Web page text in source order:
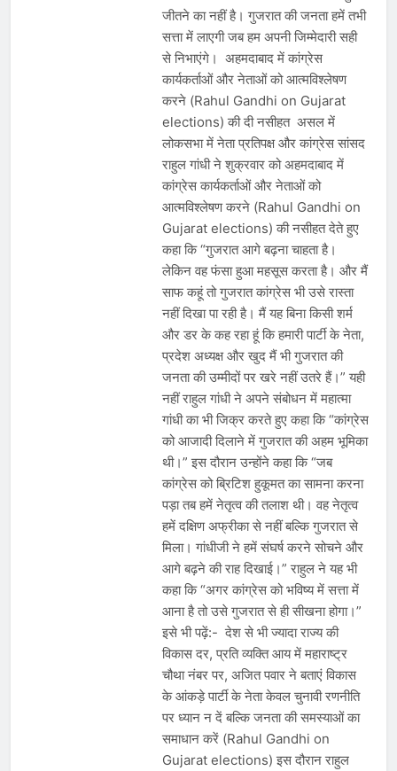
जीतने का नहीं है। गुजरात की जनता हमें तभी
सत्ता में लाएगी जब हम अपनी जिम्मेदारी सही
से निभाएंगे। अहमदाबाद में कांग्रेस
कार्यकर्ताओं और नेताओं को आत्मविश्लेषण
करने (Rahul Gandhi on Gujarat
elections) की दी नसीहत असल में
लोकसभा में नेता प्रतिपक्ष और कांग्रेस सांसद
राहुल गांधी ने शुक्रवार को अहमदाबाद में
कांग्रेस कार्यकर्ताओं और नेताओं को
आत्मविश्लेषण करने (Rahul Gandhi on
Gujarat elections) की नसीहत देते हुए
कहा कि “गुजरात आगे बढ़ना चाहता है।
लेकिन वह फंसा हुआ महसूस करता है। और मैं
साफ कहूं तो गुजरात कांग्रेस भी उसे रास्ता
नहीं दिखा पा रही है। मैं यह बिना किसी शर्म
और डर के कह रहा हूं कि हमारी पार्टी के नेता,
प्रदेश अध्यक्ष और खुद मैं भी गुजरात की
जनता की उम्मीदों पर खरे नहीं उतरे हैं।” यही
नहीं राहुल गांधी ने अपने संबोधन में महात्मा
गांधी का भी जिक्र करते हुए कहा कि “कांग्रेस
को आजादी दिलाने में गुजरात की अहम भूमिका
थी।” इस दौरान उन्होंने कहा कि “जब
कांग्रेस को ब्रिटिश हुकूमत का सामना करना
पड़ा तब हमें नेतृत्व की तलाश थी। वह नेतृत्व
हमें दक्षिण अफ्रीका से नहीं बल्कि गुजरात से
मिला। गांधीजी ने हमें संघर्ष करने सोचने और
आगे बढ़ने की राह दिखाई।” राहुल ने यह भी
कहा कि “अगर कांग्रेस को भविष्य में सत्ता में
आना है तो उसे गुजरात से ही सीखना होगा।”
इसे भी पढ़ें:- देश से भी ज्यादा राज्य की
विकास दर, प्रति व्यक्ति आय में महाराष्ट्र
चौथा नंबर पर, अजित पवार ने बताएं विकास
के आंकड़े पार्टी के नेता केवल चुनावी रणनीति
पर ध्यान न दें बल्कि जनता की समस्याओं का
समाधान करें (Rahul Gandhi on
Gujarat elections) इस दौरान राहुल